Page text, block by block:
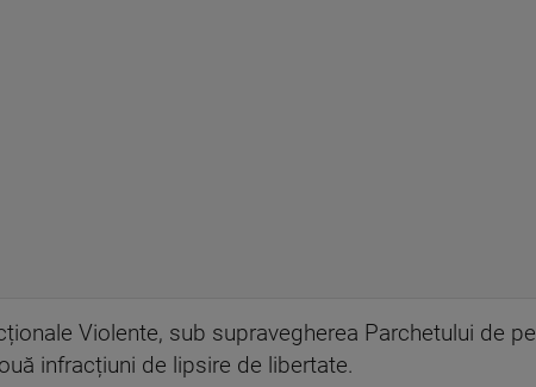
Violente, sub supravegherea Parchetului de pe
infracțiuni de lipsire de libertate.